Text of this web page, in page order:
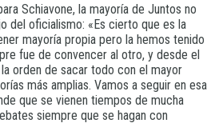
Schiavone, la mayoría de Juntos no
del oficialismo: «Es cierto que es la
mayoría propia pero la hemos tenido
fue de convencer al otro, y desde el
orden de sacar todo con el mayor
más amplias. Vamos a seguir en esa
que se vienen tiempos de mucha
siempre que se hagan con